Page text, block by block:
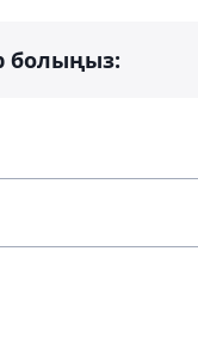
болыңыз: